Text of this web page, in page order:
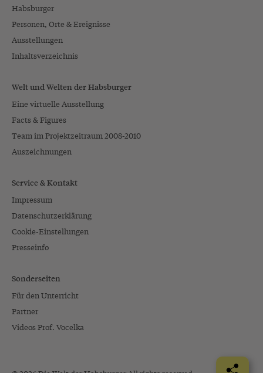
Habsburger
Personen, Orte & Ereignisse
Ausstellungen
Inhaltsverzeichnis
Welt und Welten der Habsburger
Eine virtuelle Ausstellung
Facts & Figures
Team im Projektzeitraum 2008-2010
Auszeichnungen
Service & Kontakt
Impressum
Datenschutzerklärung
Cookie-Einstellungen
Presseinfo
Sonderseiten
Für den Unterricht
Partner
Videos Prof. Vocelka